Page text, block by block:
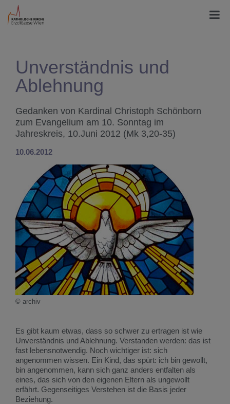
Unverständnis und
Ablehnung
Gedanken von Kardinal Christoph Schönborn
zum Evangelium am 10. Sonntag im
Jahreskreis, 10.Juni 2012 (Mk 3,20-35)
10.06.2012
© archiv
Es gibt kaum etwas, dass so schwer zu ertragen ist wie
Unverständnis und Ablehnung. Verstanden werden: das ist
fast lebensnotwendig. Noch wichtiger ist: sich
angenommen wissen. Ein Kind, das spürt: ich bin gewollt,
bin angenommen, kann sich ganz anders entfalten als
eines, das sich von den eigenen Eltern als ungewollt
erfährt. Gegenseitiges Verstehen ist die Basis jeder
Beziehung.